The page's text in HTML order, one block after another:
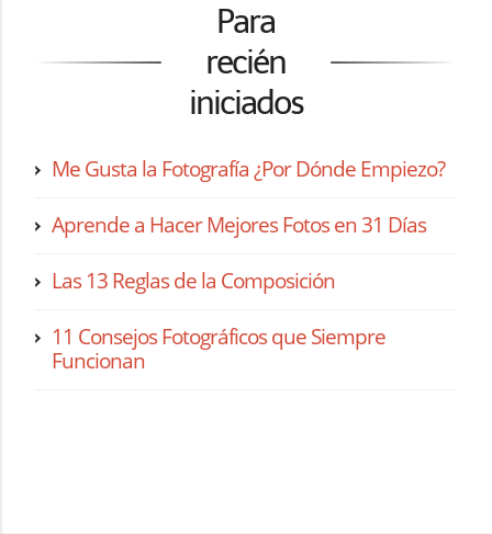
Para
recién
iniciados
Me Gusta la Fotografía ¿Por Dónde Empiezo?
Aprende a Hacer Mejores Fotos en 31 Días
Las 13 Reglas de la Composición
11 Consejos Fotográficos que Siempre
Funcionan